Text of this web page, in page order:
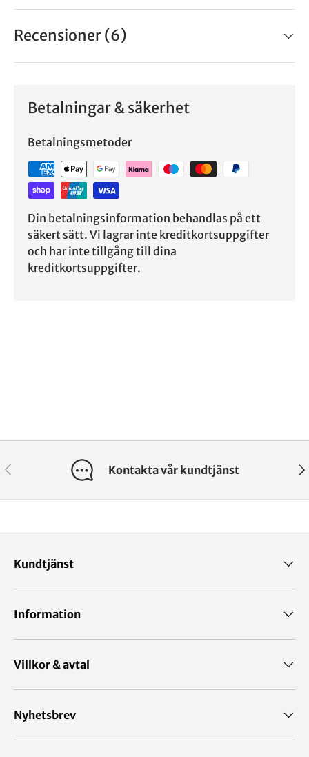
Recensioner (6)
Betalningar & säkerhet
Betalningsmetoder
Din betalningsinformation behandlas på ett
säkert sätt. Vi lagrar inte kreditkortsuppgifter
och har inte tillgång till dina
kreditkortsuppgifter.
Kontakta vår kundtjänst
Kundtjänst
Information
Villkor & avtal
Nyhetsbrev